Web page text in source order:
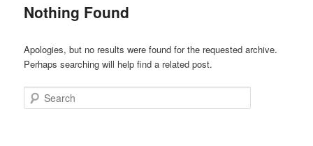
Nothing Found
Apologies, but no results were found for the requested archive.
Perhaps searching will help find a related post.
Search